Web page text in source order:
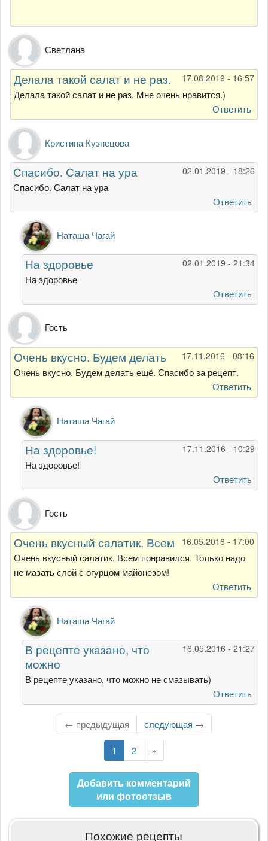
Светлана
17.08.2019 - 16:57
Делала такой салат и не раз.
Делала такой салат и не раз. Мне очень нравится.)
Ответить
Кристина Кузнецова
02.01.2019 - 18:26
Спасибо. Салат на ура
Спасибо. Салат на ура
Ответить
Ответ
на
Спасибо.
Салат
на
от
Кристина
Кузнецова
Наташа Чагай
02.01.2019 - 21:34
На здоровье
На здоровье
Ответить
Гость
17.11.2016 - 08:16
Очень вкусно. Будем делать
Очень вкусно. Будем делать ещё. Спасибо за рецепт.
Ответить
Ответ
на
Очень
вкусно.
Будем
от
Гость
Наташа Чагай
17.11.2016 - 10:29
На здоровье!
На здоровье!
Ответить
Гость
16.05.2016 - 17:00
Очень вкусный салатик. Всем
Очень вкусный салатик. Всем понравился. Только надо
не мазать слой с огурцом майонезом!
Ответить
Ответ
на
Очень
вкусный
салатик.
Всем
Гость
Наташа Чагай
16.05.2016 - 21:27
В рецепте указано, что
можно
В рецепте указано, что можно не смазывать)
Ответить
← предыдущая
Следующая
страница
следующая →
Текущая
страница
1 Страница
2
Последняя
страница
»
Добавить комментарий
или фотоотзыв
Похожие рецепты